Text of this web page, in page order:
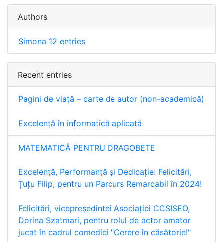
Authors
Simona 12 entries
Recent entries
Pagini de viață – carte de autor (non-academică)
Excelență în informatică aplicată
MATEMATICĂ PENTRU DRAGOBETE
Excelență, Performanță și Dedicație: Felicitări,
Țuțu Filip, pentru un Parcurs Remarcabil în 2024!
Felicitări, vicepreședintei Asociației CCSISEO,
Dorina Szatmari, pentru rolul de actor amator
jucat în cadrul comediei "Cerere în căsătorie!"